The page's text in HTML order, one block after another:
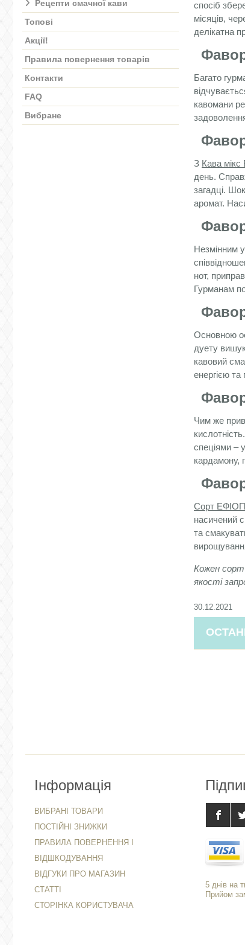
Рецепти смачної кави
Топові
Акції!
Правила повернення товарів
Контакти
FAQ
Вибране
спосіб
місяців,
делікатна
Багато
кавомани
З Кава
день.
загадці.
аромат.
Незмінним
нот,
Гурманам
Основною
дуету
кавовий
енергією
Чим же
спеціями –
кардамону,
Сорт
насичений
та
Кожен сорт
якості
30.12.2021
Інформація
ВИБРАНІ ТОВАРИ
ПОСТІЙНІ ЗНИЖКИ
ПРАВИЛА ПОВЕРНЕННЯ І
ВІДШКОДУВАННЯ
ВІДГУКИ ПРО МАГАЗИН
СТАТТІ
СТОРІНКА КОРИСТУВАЧА
5 днів на
Прийом